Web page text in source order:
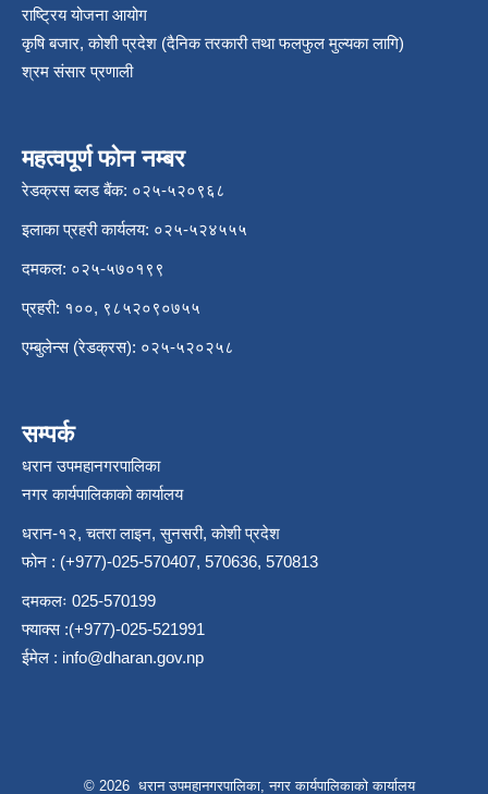
राष्ट्रिय योजना आयोग
कृषि बजार, कोशी प्रदेश (दैनिक तरकारी तथा फलफुल मुल्यका लागि)
श्रम संसार प्रणाली
महत्वपूर्ण फोन नम्बर
रेडक्रस ब्लड बैंक: ०२५-५२०९६८
इलाका प्रहरी कार्यलय: ०२५-५२४५५५
दमकल: ०२५-५७०१९९
प्रहरी: १००, ९८५२०९०७५५
एम्बुलेन्स (रेडक्रस): ०२५-५२०२५८
सम्पर्क
धरान उपमहानगरपालिका
नगर कार्यपालिकाको कार्यालय
धरान-१२, चतरा लाइन, सुनसरी, कोशी प्रदेश
फोन : (+977)-025-570407, 570636, 570813
दमकलः 025-570199
फ्याक्स :(+977)-025-521991
ईमेल : info@dharan.gov.np
© 2026 धरान उपमहानगरपालिका, नगर कार्यपालिकाको कार्यालय